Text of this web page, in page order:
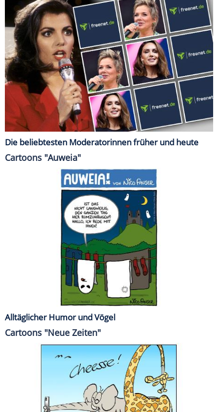
Die beliebtesten Moderatorinnen früher und heute
Cartoons "Auweia"
Alltäglicher Humor und Vögel
Cartoons "Neue Zeiten"